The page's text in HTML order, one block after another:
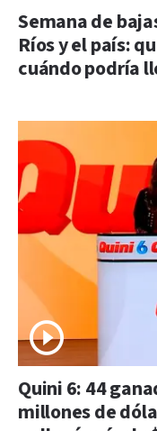
Semana de
Ríos y el país:
cuándo podría
Quini 6: 44
millones de